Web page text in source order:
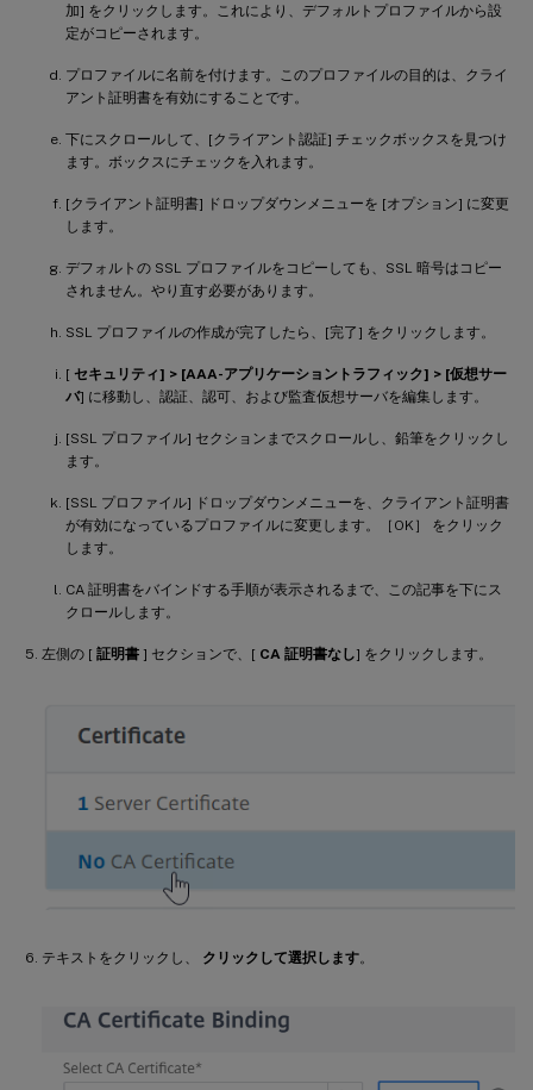
加] をクリックします。これにより、デフォルトプロファイルから設
定がコピーされます。
プロファイルに名前を付けます。このプロファイルの目的は、クライ
アント証明書を有効にすることです。
下にスクロールして、[クライアント認証] チェックボックスを見つけ
ます。ボックスにチェックを入れます。
[クライアント証明書] ドロップダウンメニューを [オプション] に変更
します。
デフォルトの SSL プロファイルをコピーしても、SSL 暗号はコピー
されません。やり直す必要があります。
SSL プロファイルの作成が完了したら、[完了] をクリックします。
[ セキュリティ] > [AAA-アプリケーショントラフィック] > [仮想サー
バ] に移動し、認証、認可、および監査仮想サーバを編集します。
[SSL プロファイル] セクションまでスクロールし、鉛筆をクリックし
ます。
[SSL プロファイル] ドロップダウンメニューを、クライアント証明書
が有効になっているプロファイルに変更します。［OK］ をクリック
します。
CA 証明書をバインドする手順が表示されるまで、この記事を下にス
クロールします。
左側の [ 証明書 ] セクションで、[ CA 証明書なし] をクリックします。
テキストをクリックし、 クリックして選択します。